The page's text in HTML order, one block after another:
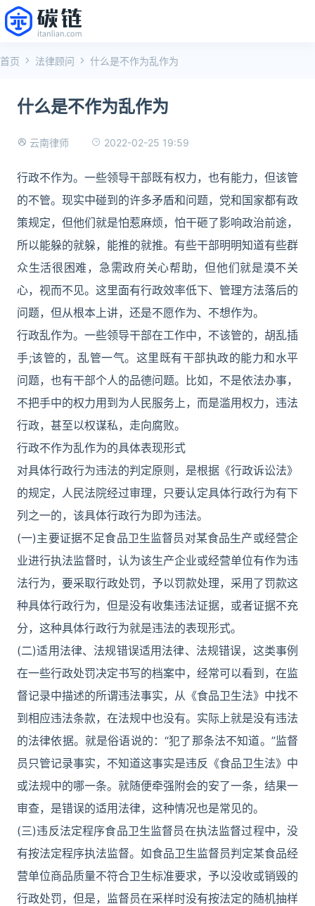
首页 法律顾问 什么是不作为乱作为
什么是不作为乱作为
云南律师 2022-02-25 19:59
行政不作为。一些领导干部既有权力，也有能力，但该管
的不管。现实中碰到的许多矛盾和问题，党和国家都有政
策规定，但他们就是怕惹麻烦，怕干砸了影响政治前途，
所以能躲的就躲，能推的就推。有些干部明明知道有些群
众生活很困难，急需政府关心帮助，但他们就是漠不关
心，视而不见。这里面有行政效率低下、管理方法落后的
问题，但从根本上讲，还是不愿作为、不想作为。
行政乱作为。一些领导干部在工作中，不该管的，胡乱插
手;该管的，乱管一气。这里既有干部执政的能力和水平
问题，也有干部个人的品德问题。比如，不是依法办事，
不把手中的权力用到为人民服务上，而是滥用权力，违法
行政，甚至以权谋私，走向腐败。
行政不作为乱作为的具体表现形式
对具体行政行为违法的判定原则，是根据《行政诉讼法》
的规定，人民法院经过审理，只要认定具体行政行为有下
列之一的，该具体行政行为即为违法。
(一)主要证据不足食品卫生监督员对某食品生产或经营企
业进行执法监督时，认为该生产企业或经营单位有作为违
法行为，要采取行政处罚，予以罚款处理，采用了罚款这
种具体行政行为，但是没有收集违法证据，或者证据不充
分，这种具体行政行为就是违法的表现形式。
(二)适用法律、法规错误适用法律、法规错误，这类事例
在一些行政处罚决定书写的档案中，经常可以看到，在监
督记录中描述的所谓违法事实，从《食品卫生法》中找不
到相应违法条款，在法规中也没有。实际上就是没有违法
的法律依据。就是俗语说的：“犯了那条法不知道。”监督
员只管记录事实，不知道这事实是违反《食品卫生法》中
或法规中的哪一条。就随便牵强附会的安了一条，结果一
审查，是错误的适用法律，这种情况也是常见的。
(三)违反法定程序食品卫生监督员在执法监督过程中，没
有按法定程序执法监督。如食品卫生监督员判定某食品经
营单位商品质量不符合卫生标准要求，予以没收或销毁的
行政处罚，但是，监督员在采样时没有按法定的随机抽样